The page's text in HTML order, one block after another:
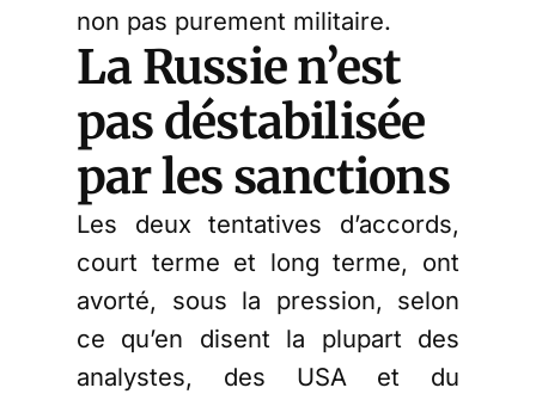
non pas purement militaire.
La Russie n’est
pas déstabilisée
par les sanctions
Les deux tentatives d’accords,
court terme et long terme, ont
avorté, sous la pression, selon
ce qu’en disent la plupart des
analystes, des USA et du